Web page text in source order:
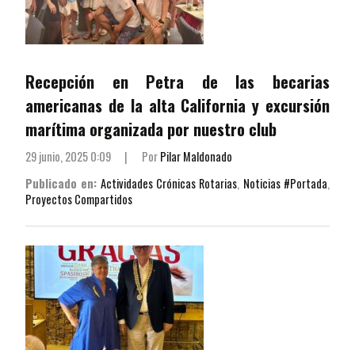
Recepción en Petra de las becarias
americanas de la alta California y excursión
marítima organizada por nuestro club
29 junio, 2025 0:09 | PorPilar Maldonado
Publicado en: Actividades Crónicas Rotarias, Noticias #Portada,
Proyectos Compartidos